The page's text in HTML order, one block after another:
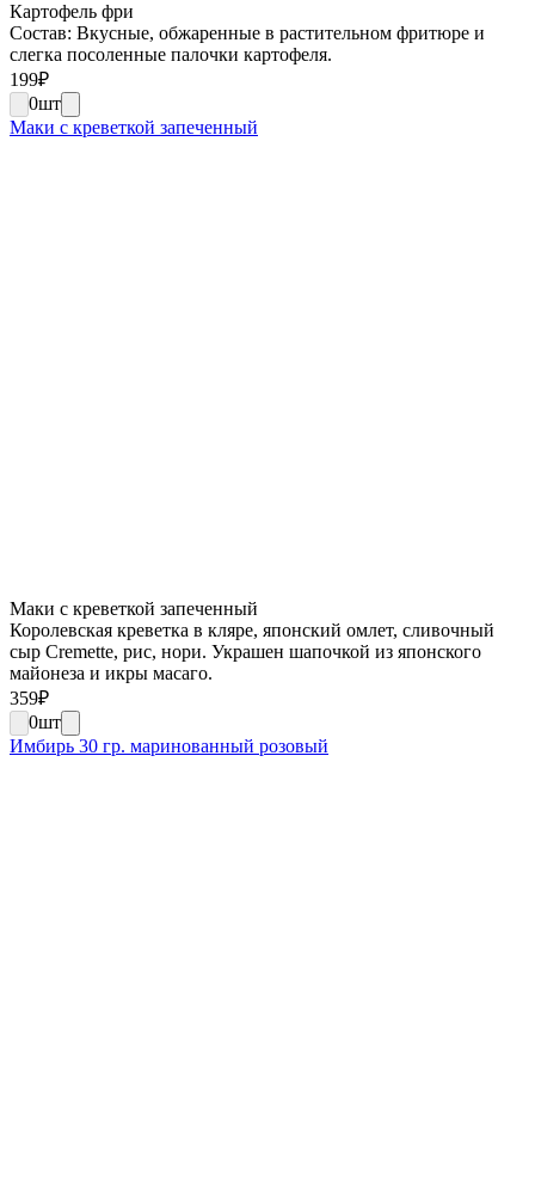
Картофель фри
Состав: Вкусные, обжаренные в растительном фритюре и
слегка посоленные палочки картофеля.
199₽
0шт
Маки с креветкой запеченный
Маки с креветкой запеченный
Королевская креветка в кляре, японский омлет, сливочный
сыр Cremette, рис, нори. Украшен шапочкой из японского
майонеза и икры масаго.
359₽
0шт
Имбирь 30 гр. маринованный розовый